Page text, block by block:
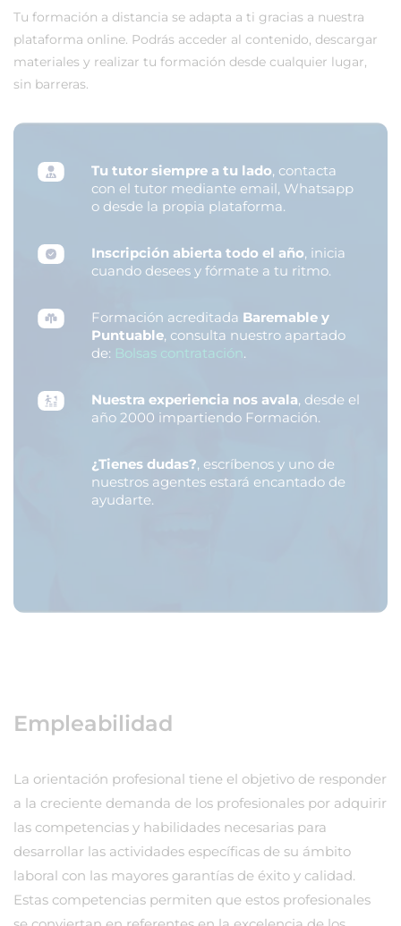
Tu formación a distancia se adapta a ti gracias a nuestra
plataforma online. Podrás acceder al contenido, descargar
materiales y realizar tu formación desde cualquier lugar,
sin barreras.
Tu tutor siempre a tu lado, contacta
con el tutor mediante email, Whatsapp
o desde la propia plataforma.
Inscripción abierta todo el año, inicia
cuando desees y fórmate a tu ritmo.
Formación acreditada Baremable y
Puntuable, consulta nuestro apartado
de: Bolsas contratación.
Nuestra experiencia nos avala, desde el
año 2000 impartiendo Formación.
¿Tienes dudas?, escríbenos y uno de
nuestros agentes estará encantado de
ayudarte.
Empleabilidad
La orientación profesional tiene el objetivo de responder
a la creciente demanda de los profesionales por adquirir
las competencias y habilidades necesarias para
desarrollar las actividades específicas de su ámbito
laboral con las mayores garantías de éxito y calidad.
Estas competencias permiten que estos profesionales